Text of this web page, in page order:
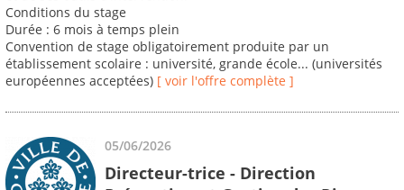
Conditions du stage
Durée : 6 mois à temps plein
Convention de stage obligatoirement produite par un
établissement scolaire : université, grande école... (universités
européennes acceptées) [ voir l'offre complète ]
05/06/2026
Directeur-trice - Direction